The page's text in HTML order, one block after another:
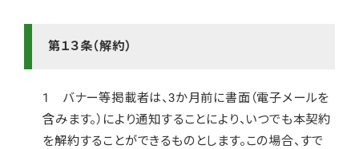
第１３条（解約）
1 バナー等掲載者は、3か月前に書面（電子メールを
含みます。）により通知することにより、いつでも本契約
を解約することができるものとします。この場合、すで